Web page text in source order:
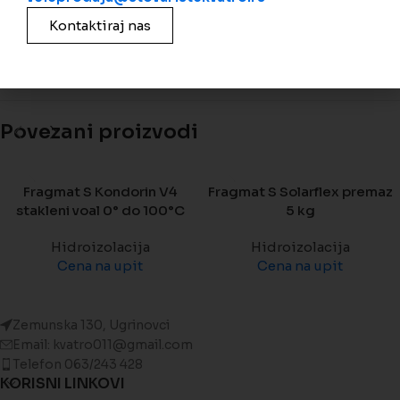
Kategorija:Hidroizolacija
Povezani proizvodi
Fragmat S Kondorin V4
stakleni voal 0° do 100°C
Hidroizolacija
Cena na upit
Fragmat S Solarflex premaz
5 kg
Hidroizolacija
Cena na upit
Zemunska 130, Ugrinovci
Email: kvatro011@gmail.com
Telefon 063/243 428
KORISNI LINKOVI
Kontaktiraj nas